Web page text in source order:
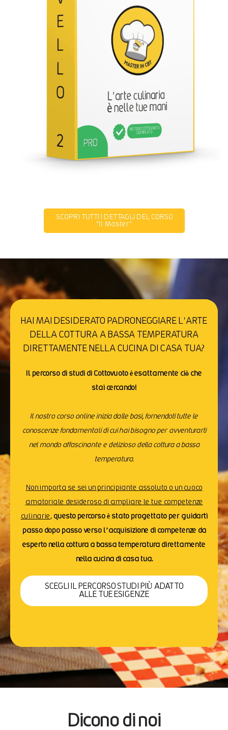
SCOPRI TUTTI I DETTAGLI DEL CORSO
"Il Master"
HAI MAI DESIDERATO PADRONEGGIARE L'ARTE
DELLA COTTURA A BASSA TEMPERATURA
DIRETTAMENTE NELLA CUCINA DI CASA TUA?
Il percorso di studi di Cottovuoto è esattamente ciò che
stai cercando!
Il nostro corso online inizia dalle basi, fornendoti tutte le
conoscenze fondamentali di cui hai bisogno per avventurarti
nel mondo affascinante e delizioso della cottura a bassa
temperatura.
Non importa se sei un principiante assoluto o un cuoco
amatoriale desideroso di ampliare le tue competenze
culinarie, questo percorso è stato progettato per guidarti
passo dopo passo verso l’acquisizione di competenze da
esperto nella cottura a bassa temperatura direttamente
nella cucina di casa tua.
SCEGLI IL PERCORSO STUDI PIÙ ADATTO
ALLE TUE ESIGENZE
Dicono di noi